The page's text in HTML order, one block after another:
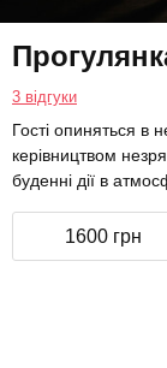
3 відгуки
Гості опиняться в
керівництвом
буденні дії в
1600 грн